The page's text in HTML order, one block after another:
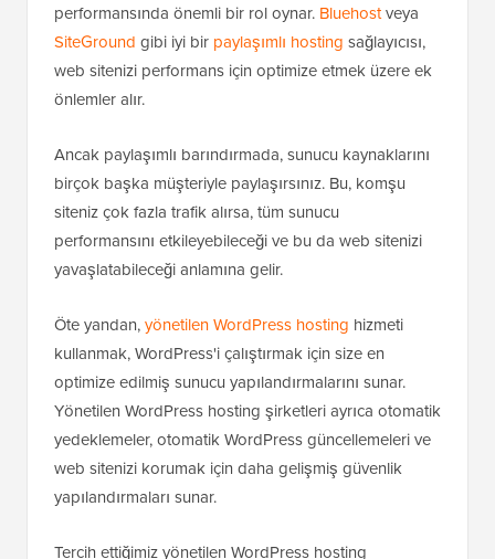
performansında önemli bir rol oynar. Bluehostveya
SiteGround gibi iyi bir paylaşımlı hosting sağlayıcısı,
web sitenizi performans için optimize etmek üzere ek
önlemler alır.
Ancak paylaşımlı barındırmada, sunucu kaynaklarını
birçok başka müşteriyle paylaşırsınız. Bu, komşu
siteniz çok fazla trafik alırsa, tüm sunucu
performansını etkileyebileceği ve bu da web sitenizi
yavaşlatabileceği anlamına gelir.
Öte yandan,yönetilen WordPress hosting hizmeti
kullanmak, WordPress'i çalıştırmak için size en
optimize edilmiş sunucu yapılandırmalarını sunar.
Yönetilen WordPress hosting şirketleri ayrıca otomatik
yedeklemeler, otomatik WordPress güncellemeleri ve
web sitenizi korumak için daha gelişmiş güvenlik
yapılandırmaları sunar.
Tercih ettiğimiz yönetilen WordPress hosting